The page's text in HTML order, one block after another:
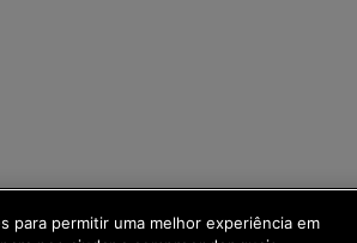
para permitir uma melhor experiência em